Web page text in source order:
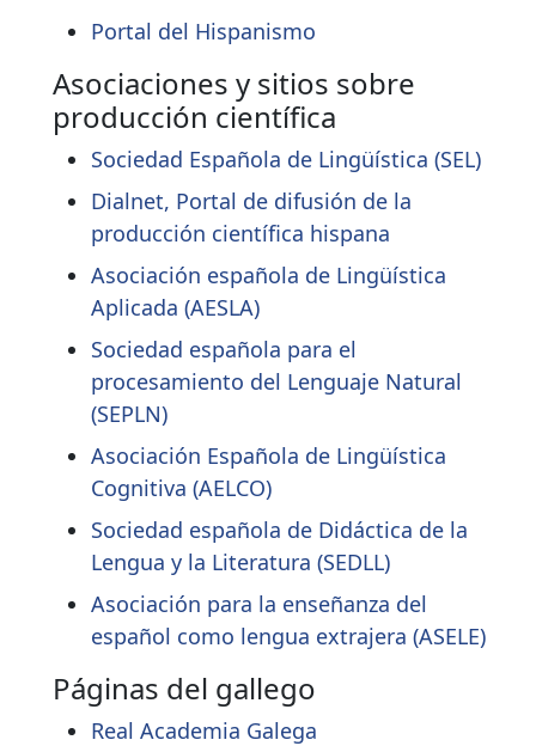
Portal del Hispanismo
Asociaciones y sitios sobre
producción científica
Sociedad Española de Lingüística (SEL)
Dialnet, Portal de difusión de la
producción científica hispana
Asociación española de Lingüística
Aplicada (AESLA)
Sociedad española para el
procesamiento del Lenguaje Natural
(SEPLN)
Asociación Española de Lingüística
Cognitiva (AELCO)
Sociedad española de Didáctica de la
Lengua y la Literatura (SEDLL)
Asociación para la enseñanza del
español como lengua extrajera (ASELE)
Páginas del gallego
Real Academia Galega